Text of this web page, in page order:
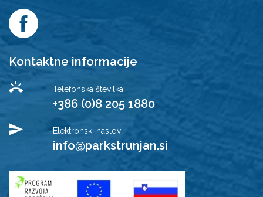
Kontaktne informacije
Telefonska številka
+386 (0)8 205 1880
Elektronski naslov
info@parkstrunjan.si